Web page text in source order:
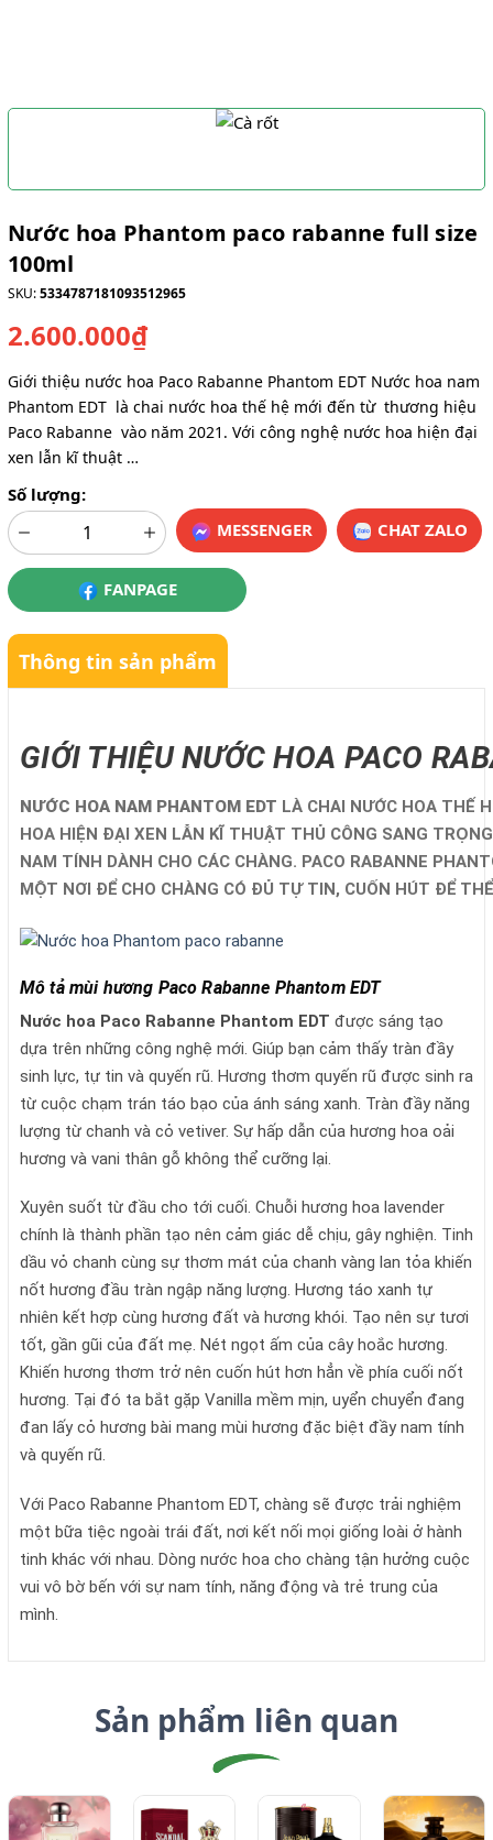
Nước hoa Phantom paco rabanne full size
100ml
SKU:5334787181093512965
2.600.000₫
Giới thiệu nước hoa Paco Rabanne Phantom EDT Nước hoa nam
Phantom EDT là chai nước hoa thế hệ mới đến từ thương hiệu
Paco Rabanne vào năm 2021. Với công nghệ nước hoa hiện đại
xen lẫn kĩ thuật …
Số lượng:
MESSENGER
CHAT ZALO
FANPAGE
Thông tin sản phẩm
GIỚI THIỆU NƯỚC HOA PACO
NƯỚC HOA NAM PHANTOM EDT LÀ CHAI NƯỚC HOA THẾ
HOA HIỆN ĐẠI XEN LẪN KĨ THUẬT THỦ CÔNG SANG
NAM TÍNH DÀNH CHO CÁC CHÀNG. PACO RABANNE
MỘT NƠI ĐỂ CHO CHÀNG CÓ ĐỦ TỰ TIN, CUỐN HÚT ĐỂ
Mô tả mùi hương Paco Rabanne Phantom EDT
Nước hoa Paco Rabanne Phantom EDT được sáng tạo
dựa trên những công nghệ mới. Giúp bạn cảm thấy tràn đầy
sinh lực, tự tin và quyến rũ. Hương thơm quyến rũ được sinh ra
từ cuộc chạm trán táo bạo của ánh sáng xanh. Tràn đầy năng
lượng từ chanh và cỏ vetiver. Sự hấp dẫn của hương hoa oải
hương và vani thân gỗ không thể cưỡng lại.
Xuyên suốt từ đầu cho tới cuối. Chuỗi hương hoa lavender
chính là thành phần tạo nên cảm giác dễ chịu, gây nghiện. Tinh
dầu vỏ chanh cùng sự thơm mát của chanh vàng lan tỏa khiến
nốt hương đầu tràn ngập năng lượng. Hương táo xanh tự
nhiên kết hợp cùng hương đất và hương khói. Tạo nên sự tươi
tốt, gần gũi của đất mẹ. Nét ngọt ấm của cây hoắc hương.
Khiến hương thơm trở nên cuốn hút hơn hẳn về phía cuối nốt
hương. Tại đó ta bắt gặp Vanilla mềm mịn, uyển chuyển đang
đan lấy cỏ hương bài mang mùi hương đặc biệt đầy nam tính
và quyến rũ.
Với Paco Rabanne Phantom EDT, chàng sẽ được trải nghiệm
một bữa tiệc ngoài trái đất, nơi kết nối mọi giống loài ở hành
tinh khác với nhau. Dòng nước hoa cho chàng tận hưởng cuộc
vui vô bờ bến với sự nam tính, năng động và trẻ trung của
mình.
Sản phẩm liên quan